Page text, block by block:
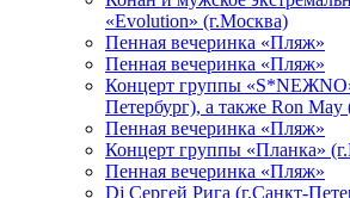
«Evolution» (г.Москва)
Пенная вечеринка «Пляж»
Пенная вечеринка «Пляж»
Концерт группы
Петербург), а также Ron May
Пенная вечеринка «Пляж»
Концерт группы «Планка»
Пенная вечеринка «Пляж»
Dj Сергей Рига (г.Санкт-